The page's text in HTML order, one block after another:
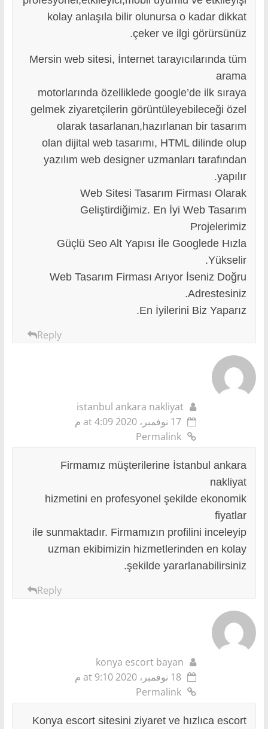
kolay anlaşıla bilir olunursa o kadar dikkat
çeker ve ilgi görürsünüz.
Mersin web sitesi, İnternet tarayıcılarında tüm
arama
motorlarında özelliklede google’de ilk sıraya
gelmek ziyaretçilerin görüntüleyebileceği özel
olarak tasarlanan,hazırlanan bir tasarım
olan dijital web tasarımı, HTML dilinde olup
yazılım web designer uzmanları tarafından
yapılır.
Web Sitesi Tasarım Firması Olarak
Geliştirdiğimiz. En İyi Web Tasarım
Projelerimiz
Güçlü Seo Alt Yapısı İle Googlede Hızla
Yükselir.
Web Tasarım Firması Arıyor İseniz Doğru
Adrestesiniz.
En İyilerini Biz Yaparız.
Reply
istanbul ankara nakliyat
17 نوفمبر، 2020 at 4:09 م
Permalink
Firmamız müşterilerine İstanbul ankara
nakliyat
hizmetini en profesyonel şekilde ekonomik
fiyatlar
ile sunmaktadır. Firmamızın profilini inceleyip
uzman ekibimizin hizmetlerinden en kolay
şekilde yararlanabilirsiniz.
Reply
konya escort bayan
18 نوفمبر، 2020 at 9:10 م
Permalink
Konya escort sitesini ziyaret ve hızlıca escort